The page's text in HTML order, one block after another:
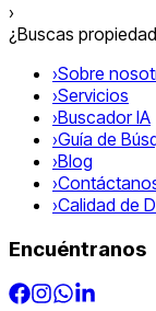
›
¿Buscas
›Sobre
›Servicios
›Buscador IA
›Guía de
›Blog
›
›Calidad de
Encuéntranos